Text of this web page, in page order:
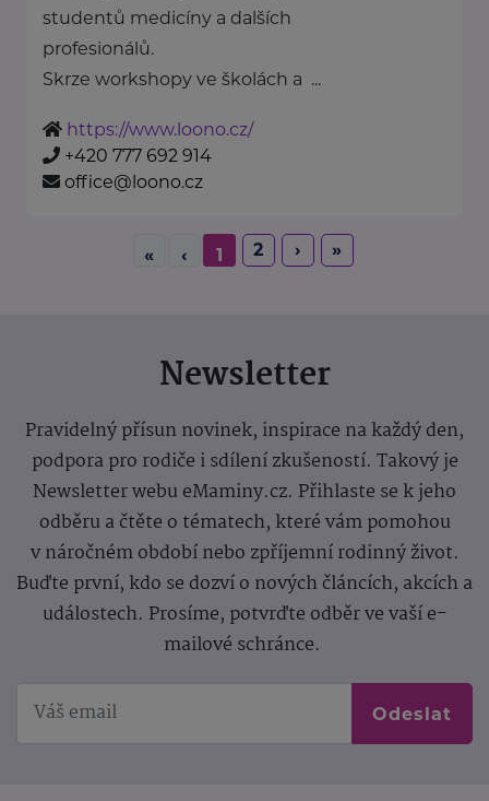
studentů medicíny a dalších
profesionálů.
Skrze workshopy ve školách a ...
https://www.loono.cz/
+420 777 692 914
office@loono.cz
« ‹ 1 2 › »
Newsletter
Pravidelný přísun novinek, inspirace na každý den,
podpora pro rodiče i sdílení zkušeností. Takový je
Newsletter webu eMaminy.cz. Přihlaste se k jeho
odběru a čtěte o tématech, které vám pomohou
v náročném období nebo zpříjemní rodinný život.
Buďte první, kdo se dozví o nových článcích, akcích a
událostech. Prosíme, potvrďte odběr ve vaší e-
mailové schránce.
Odeslat